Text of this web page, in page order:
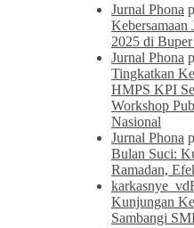
Jurnal Phona
Kebersamaan
2025 di
Jurnal Phona
Tingkatkan
HMPS KPI
Workshop
Nasional
Jurnal Phona
Bulan Suci:
Ramadan,
Kunjungan
Sambangi